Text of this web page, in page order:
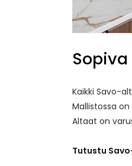
Kaikki Savo-
Mallistossa
Altaat on
Tutustu